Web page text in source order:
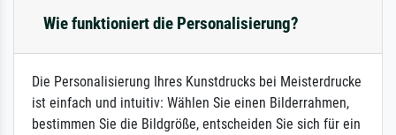
Wie funktioniert die Personalisierung?
Die Personalisierung Ihres Kunstdrucks bei Meisterdrucke
ist einfach und intuitiv: Wählen Sie einen Bilderrahmen,
bestimmen Sie die Bildgröße, entscheiden Sie sich für ein